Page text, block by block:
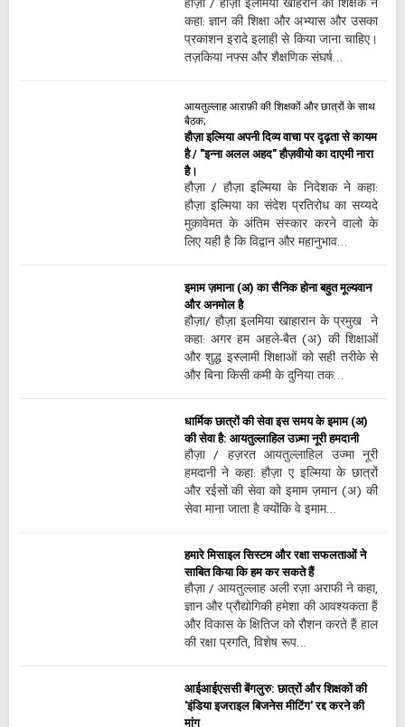
हौज़ा / हौज़ा इलमिया खाहरान की शिक्षक ने
कहा: ज्ञान की शिक्षा और अभ्यास और उसका
प्रकाशन इरादे इलाही से किया जाना चाहिए।
तज़किया नफ्स और शैक्षणिक संघर्ष…
आयतुल्लाह आराफ़ी की शिक्षकों और छात्रों के साथ
बैठक;
हौज़ा इल्मिया अपनी दिव्य वाचा पर दृढ़ता से कायम
है / "इन्ना अलल अहद" हौज़वीयो का दाएमी नारा
है।
हौज़ा / हौज़ा इल्मिया के निदेशक ने कहा:
हौज़ा इल्मिया का संदेश प्रतिरोध का सय्यदे
मुक़ावेमत के अंतिम संस्कार करने वालो के
लिए यही है कि विद्वान और महानुभाव…
इमाम ज़माना (अ) का सैनिक होना बहुत मूल्यवान
और अनमोल है
हौज़ा/ हौज़ा इलमिया खाहारान के प्रमुख ने
कहा: अगर हम अहले-बैत (अ) की शिक्षाओं
और शुद्ध इस्लामी शिक्षाओं को सही तरीके से
और बिना किसी कमी के दुनिया तक…
धार्मिक छात्रों की सेवा इस समय के इमाम (अ)
की सेवा है: आयतुल्लाहिल उज़्मा नूरी हमदानी
हौज़ा / हज़रत आयतुल्लाहिल उज्मा नूरी
हमदानी ने कहा: हौज़ा ए इल्मिया के छात्रों
और रईसों की सेवा को इमाम ज़मान (अ) की
सेवा माना जाता है क्योंकि वे इमाम…
हमारे मिसाइल सिस्टम और रक्षा सफलताओं ने
साबित किया कि हम कर सकते हैं
हौज़ा / आयतुल्लाह अली रज़ा अराफी ने कहा,
ज्ञान और प्रौद्योगिकी हमेशा की आवश्यकता हैं
और विकास के क्षितिज को रौशन करते हैं हाल
की रक्षा प्रगति, विशेष रूप…
आईआईएससी बेंगलुरु: छात्रों और शिक्षकों की
'इंडिया इजराइल बिजनेस मीटिंग' रद्द करने की
मांग